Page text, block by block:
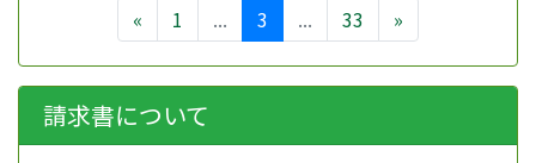
« 1 ... 3 ... 33 »
請求書について